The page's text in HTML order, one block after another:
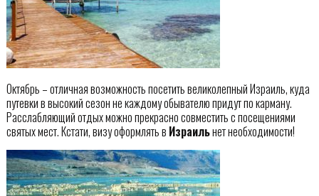
Октябрь – отличная возможность посетить великолепный Израиль, куда
путевки в высокий сезон не каждому обывателю придут по карману.
Расслабляющий отдых можно прекрасно совместить с посещениями
святых мест. Кстати, визу оформлять в Израильнет необходимости!